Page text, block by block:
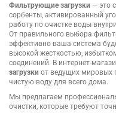
Фильтрующие загрузки — это
сорбенты, активированный
работу по очистке воды
От правильного выбора
эффективно ваша система
высокой жесткостью,
соединений. В интернет-
загрузки от ведущих мировых
чистую воду для всего дома.
Мы предлагаем
очистки, которые требуют